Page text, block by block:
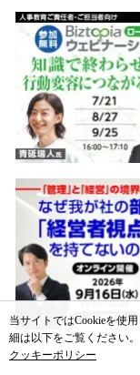
当サイトではCookieを使
細は以下をご覧ください。
クッキーポリシー